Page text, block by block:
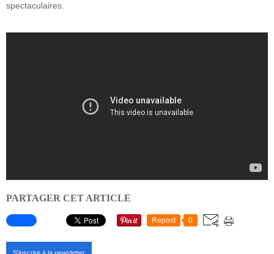
spectaculaires.
PARTAGER CET ARTICLE
Repost 0